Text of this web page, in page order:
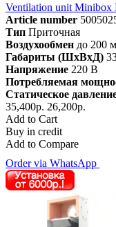
Ventilation unit Minibox
Article number
Тип Приточная
Воздухообмен до 200
Габариты (ШхВхД)
Напряжение 220 В
Потребляемая
Статическое
35,400р. 26,200р.
Add to Cart
Buy in credit
Add to Compare
Order via WhatsApp